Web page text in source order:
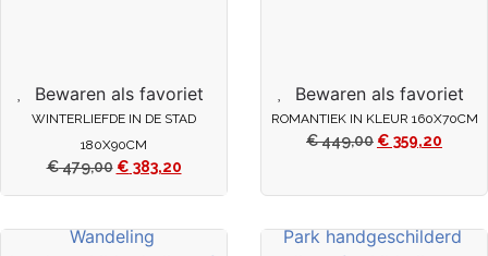
Bewaren als favoriet
WINTERLIEFDE IN DE STAD
180X90CM
€479,00 € 383,20
Bewaren als favoriet
ROMANTIEK IN KLEUR 160X70CM
€449,00 € 359,20